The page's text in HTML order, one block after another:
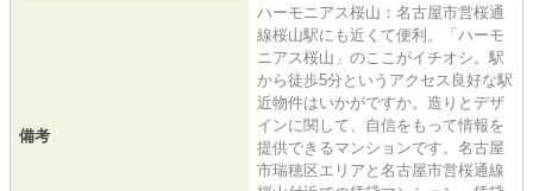
備考
ハーモニアス桜山：名古屋市営桜通
線桜山駅にも近くて便利。「ハーモ
ニアス桜山」のここがイチオシ。駅
から徒歩5分というアクセス良好な駅
近物件はいかがですか。造りとデザ
インに関して、自信をもって情報を
提供できるマンションです。名古屋
市瑞穂区エリアと名古屋市営桜通線